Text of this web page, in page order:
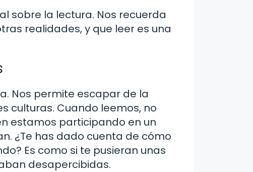
sobre la lectura. Nos recuerda
realidades, y que leer es una
Nos permite escapar de la
culturas. Cuando leemos, no
estamos participando en un
¿Te has dado cuenta de cómo
Es como si te pusieran unas
desapercibidas.